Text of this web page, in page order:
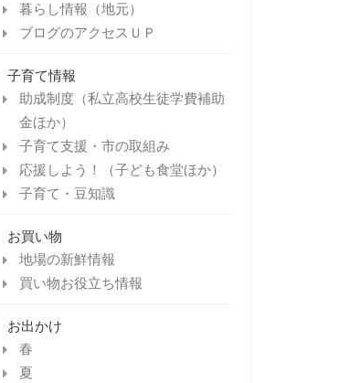
暮らし情報（地元）
ブログのアクセスＵＰ
子育て情報
助成制度（私立高校生徒学費補助
金ほか）
子育て支援・市の取組み
応援しよう！（子ども食堂ほか）
子育て・豆知識
お買い物
地場の新鮮情報
買い物お役立ち情報
お出かけ
春
夏